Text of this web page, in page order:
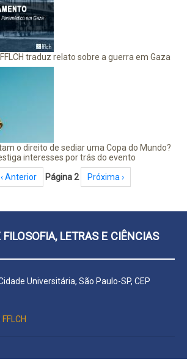
traduz relato sobre a guerra em Gaza
o direito de sediar uma Copa do Mundo?
interesses por trás do evento
Página anterior
‹ Anterior Página 2 Próxima página
Próxima ›
FILOSOFIA, LETRAS E CIÊNCIAS
Universitária, São Paulo-SP, CEP